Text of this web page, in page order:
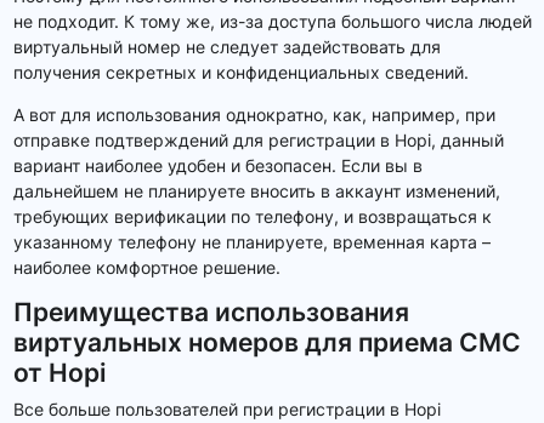
не подходит. К тому же, из-за доступа большого числа людей
виртуальный номер не следует задействовать для
получения секретных и конфиденциальных сведений.
А вот для использования однократно, как, например, при
отправке подтверждений для регистрации в Hopi, данный
вариант наиболее удобен и безопасен. Если вы в
дальнейшем не планируете вносить в аккаунт изменений,
требующих верификации по телефону, и возвращаться к
указанному телефону не планируете, временная карта –
наиболее комфортное решение.
Преимущества использования
виртуальных номеров для приема СМС
от Hopi
Все больше пользователей при регистрации в Hopi